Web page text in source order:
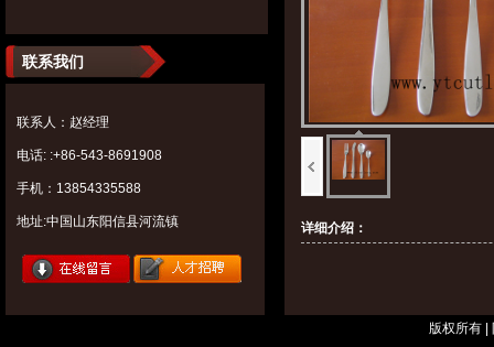
详细介绍：
联系我们
联系人：赵经理
电话: :+86-543-8691908
手机：13854335588
地址:中国山东阳信县河流镇
版权所有 |